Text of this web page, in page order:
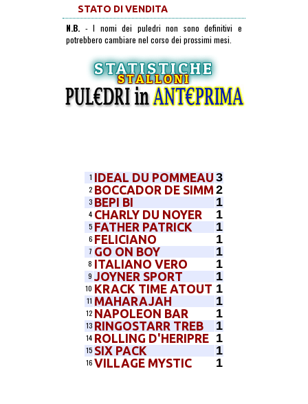
STATO DI VENDITA
N.B. - I nomi dei puledri non sono definitivi e
potrebbero cambiare nel corso dei prossimi mesi.
STATISTICHE
STALLONI
1 IDEAL DU POMMEAU 3
2 BOCCADOR DE SIMM 2
3 BEPI BI 1
4 CHARLY DU NOYER 1
5 FATHER PATRICK 1
6 FELICIANO 1
7 GO ON BOY 1
8 ITALIANO VERO 1
9 JOYNER SPORT 1
10 KRACK TIME ATOUT 1
11 MAHARAJAH 1
12 NAPOLEON BAR 1
13 RINGOSTARR TREB 1
14 ROLLING D'HERIPRE 1
15 SIX PACK 1
16 VILLAGE MYSTIC 1